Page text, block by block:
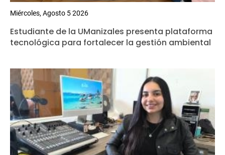
Miércoles, Agosto 5 2026
Estudiante de la UManizales presenta plataforma
tecnológica para fortalecer la gestión ambiental